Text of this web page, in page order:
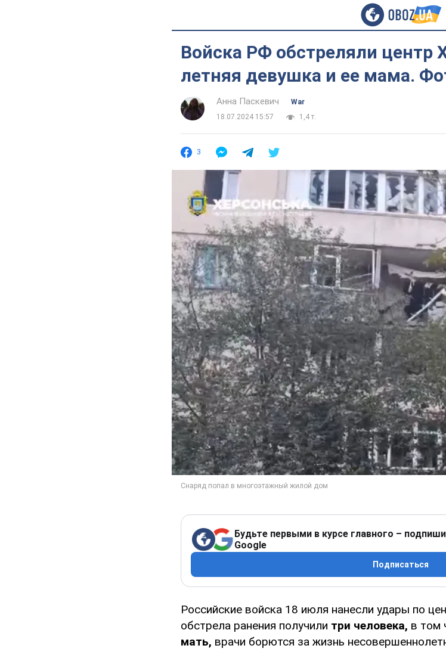
Войска РФ обстреляли центр
летняя девушка и ее мама.
Анна Паскевич
War
18.07.2024 15:57
1,4 т.
3
Будьте первыми в курсе главного –
Google
Подписаться
Российские войска 18 июля нанесли удары по
обстрела ранения получили три человека, в том
мать, врачи борются за жизнь